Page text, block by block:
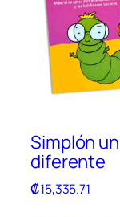
Simplón
diferente
₡15,335.71